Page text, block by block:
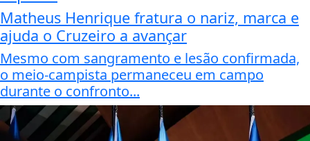
Matheus Henrique fratura o nariz, marca e
ajuda o Cruzeiro a avançar
Mesmo com sangramento e lesão confirmada,
o meio-campista permaneceu em campo
durante o confronto...